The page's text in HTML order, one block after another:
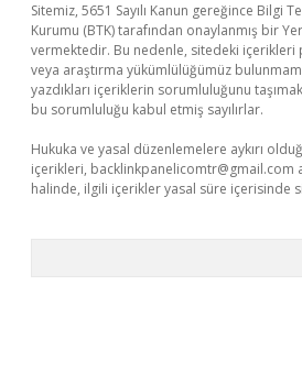
Sitemiz, 5651 Sayılı Kanun gereğince Bilgi
Kurumu (BTK) tarafından onaylanmış bir
vermektedir. Bu nedenle, sitedeki
veya araştırma yükümlülüğümüz
yazdıkları içeriklerin sorumluluğunu
bu sorumluluğu kabul etmiş sayılırlar.
Hukuka ve yasal düzenlemelere aykırı
içerikleri, backlinkpanelicomtr@gmail.com
halinde, ilgili içerikler yasal süre içerisinde